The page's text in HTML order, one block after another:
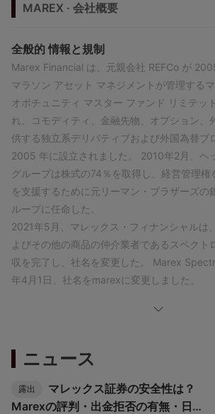
MAREX · 会社概要
全般的 情報と規制
Marex Financial は、元親会社 REFCo が
マラソン アセット マネジメントが管理する
オポチュニティ マスター ファンド リミテッ
れ、コモディティ、金融先物、オプション、
供する独立系デリバティブおよび外国為替ブ
2005 年に設立されました。 2010年2月、ヘ
グループは株式の74％を取得し、経営管理権​​
を支援するために元リーマン・ブラザーズの
ループに任命した。
2021年5月、マレックス・フィナンシャルは
よびその他の商品の仲介業者であるスペクト
収を完了し、社名を変更した。 Marex
年4月1日、社名をmarexに変更しました。
(FCA) によって認可および規制されており、
ロンドンに本社を置くマレックスは、シドニ
シンガポール、ダブリン、フランクフルト、
オスロ、ロッテルダム、および北米、シカ
バーグ、ニューヨーク、スタンフォード、ニ
ニュース
露出
マレックス証券の安全性は？
Marexの評判・出金拒否の有無・日本